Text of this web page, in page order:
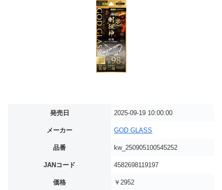
発売日 2025-09-19 10:00:00
メーカー GOD GLASS
品番 kw_250905100545252
JANコード 4582698119197
価格 ￥2952